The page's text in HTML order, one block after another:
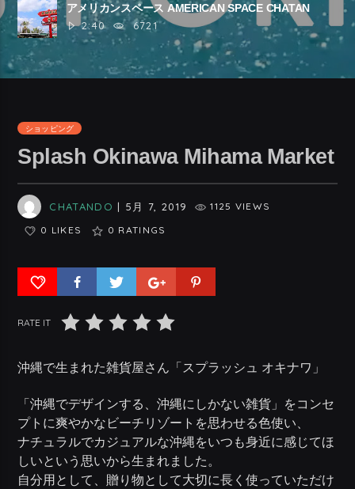
アメリカンスペース AMERICAN SPACE CHATAN
OKINAWA
2:40 6721
ショッピング
Splash Okinawa Mihama Market
CHATANDO | 5月 7, 2019
1125 VIEWS
0 LIKES
0 RATINGS
RATE IT
沖縄で生まれた雑貨屋さん「スプラッシュ オキナワ」
「沖縄でデザインする、沖縄にしかない雑貨」をコンセ
プトに爽やかなビーチリゾートを思わせる色使い、
ナチュラルでカジュアルな沖縄をいつも身近に感じてほ
しいという思いから生まれました。
自分用として、贈り物として大切に長く使っていただけ